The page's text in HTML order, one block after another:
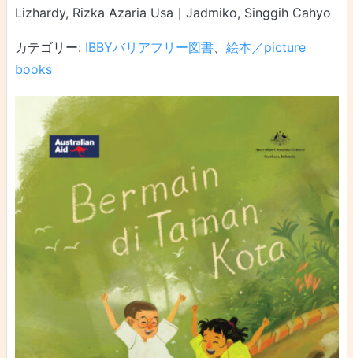
Lizhardy, Rizka Azaria Usa｜Jadmiko, Singgih Cahyo
カテゴリー: IBBYバリアフリー図書、 絵本／picture
books